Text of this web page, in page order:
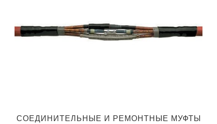
СОЕДИНИТЕЛЬНЫЕ И РЕМОНТНЫЕ МУФТЫ